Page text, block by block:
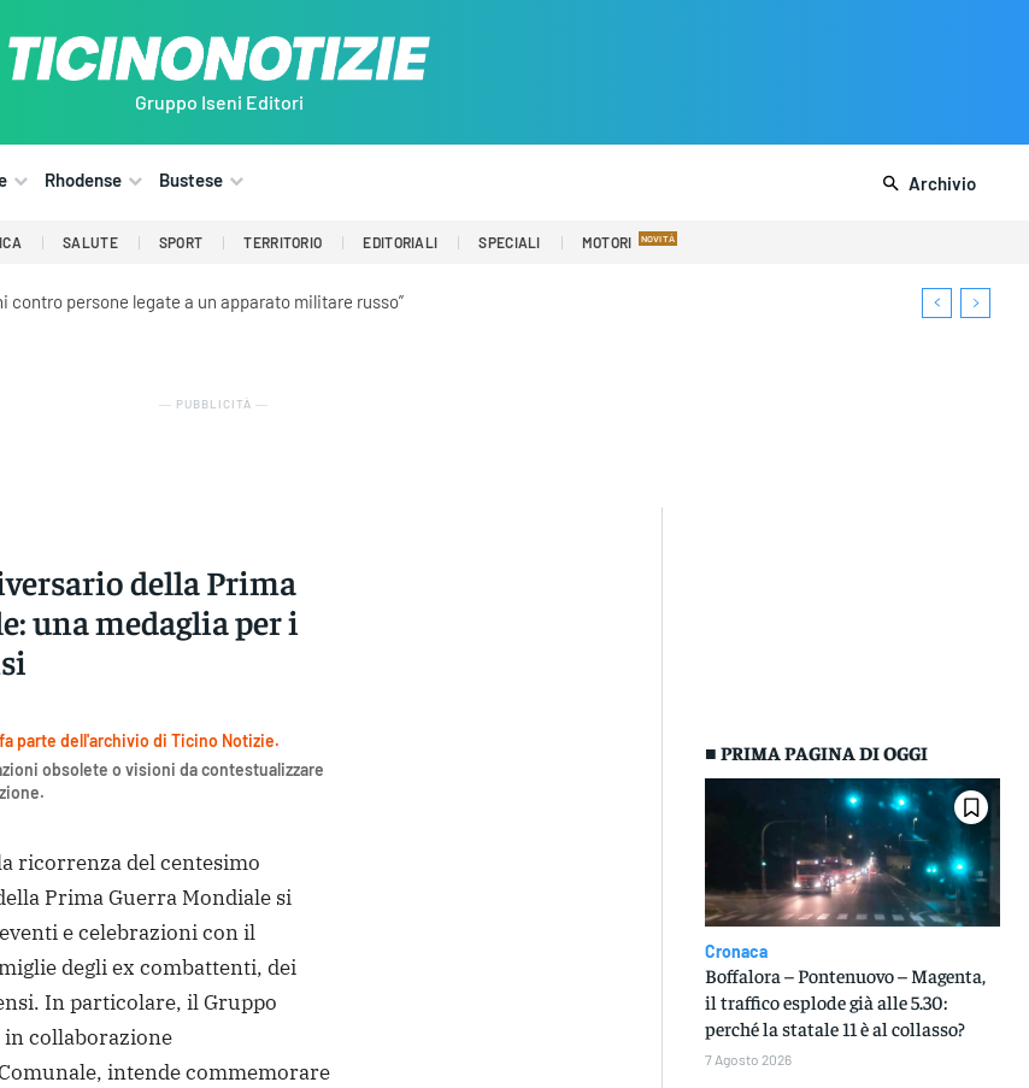
Gruppo Iseni Editori
Rhodense Bustese Archivio
SALUTE SPORT TERRITORIO EDITORIALI SPECIALI MOTORI
contro persone legate a un apparato militare russo”
― PUBBLICITÀ ―
della Prima
una medaglia per i
parte dell'archivio di Ticino Notizie.
obsolete o visioni da contestualizzare
ricorrenza del centesimo
Prima Guerra Mondiale si
e celebrazioni con il
degli ex combattenti, dei
In particolare, il Gruppo
collaborazione
intende commemorare
■ PRIMA PAGINA DI OGGI
Cronaca
Boffalora – Pontenuovo – Magenta,
il traffico esplode già alle 5.30:
perché la statale 11 è al collasso?
7 Agosto 2026